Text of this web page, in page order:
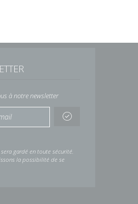
à notre newsletter
gardé en toute sécurité.
la possibilité de se